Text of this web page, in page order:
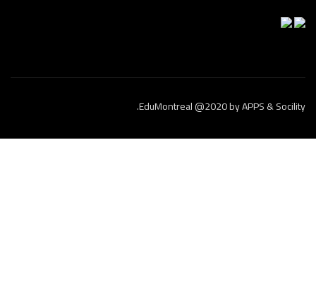
EduMontreal @2020byAPPS & Socility
.